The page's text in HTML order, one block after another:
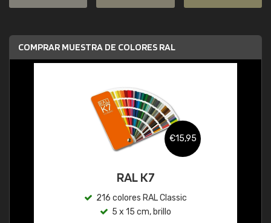
COMPRAR MUESTRA DE COLORES RAL
€15,95
RAL K7
216 colores RAL Classic
5 x 15 cm, brillo